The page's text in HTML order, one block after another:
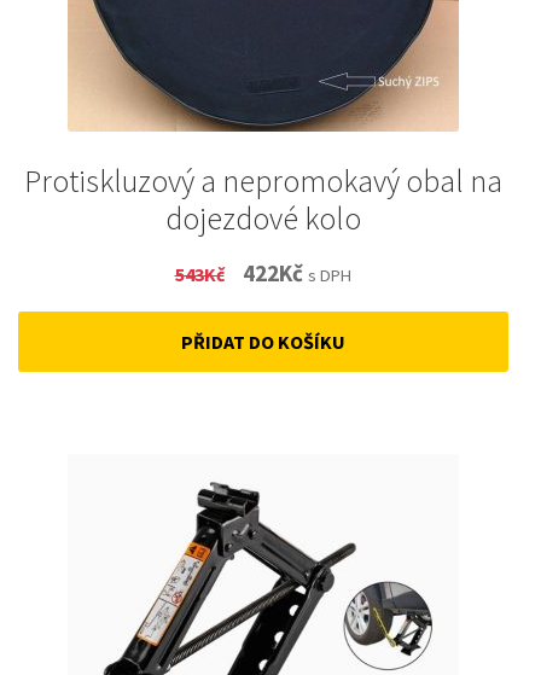
Protiskluzový a nepromokavý obal na
dojezdové kolo
543Kč
Original
price
was:
422KčCurrent
price
is:
s DPH
PŘIDAT DO KOŠÍKU